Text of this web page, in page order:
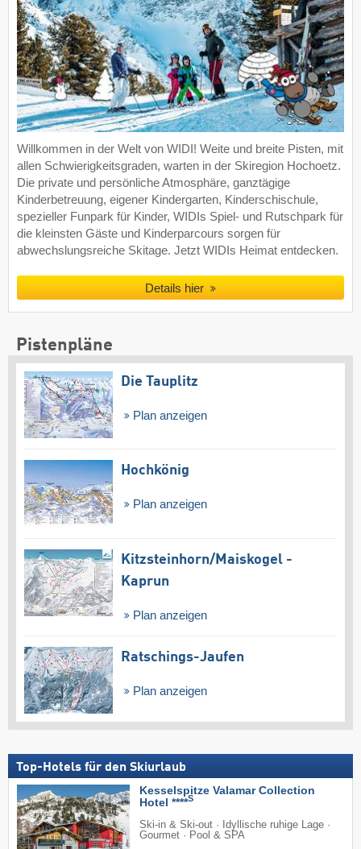
Willkommen in der Welt von WIDI! Weite und breite Pisten, mit
allen Schwierigkeitsgraden, warten in der Skiregion Hochoetz.
Die private und persönliche Atmosphäre, ganztägige
Kinderbetreuung, eigener Kindergarten, Kinderschischule,
spezieller Funpark für Kinder, WIDIs Spiel- und Rutschpark für
die kleinsten Gäste und Kinderparcours sorgen für
abwechslungsreiche Skitage. Jetzt WIDIs Heimat entdecken.
Details hier
Pistenpläne
Die Tauplitz
Plan anzeigen
Hochkönig
Plan anzeigen
Kitzsteinhorn/​Maiskogel -
Kaprun
Plan anzeigen
Ratschings-Jaufen
Plan anzeigen
Top-Hotels für den Skiurlaub
Kesselspitze Valamar Collection
Hotel ****S
Ski-in & Ski-out · Idyllische ruhige Lage ·
Gourmet · Pool & SPA